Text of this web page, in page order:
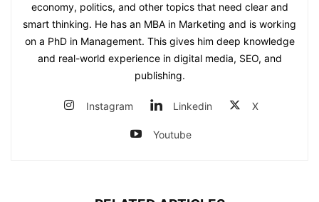
economy, politics, and other topics that need clear and
smart thinking. He has an MBA in Marketing and is working
on a PhD in Management. This gives him deep knowledge
and real-world experience in digital media, SEO, and
publishing.
Instagram Linkedin X
Youtube